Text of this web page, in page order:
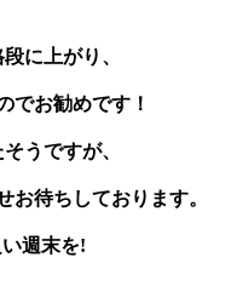
に上がり、
でお勧めです！
うですが、
お待ちしております。
週末を!